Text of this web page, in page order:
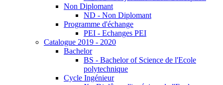
Non Diplomant
ND - Non Diplomant
Programme d'échange
PEI - Echanges PEI
Catalogue 2019 - 2020
Bachelor
BS - Bachelor of Science de l'Ecole
polytechnique
Cycle Ingénieur